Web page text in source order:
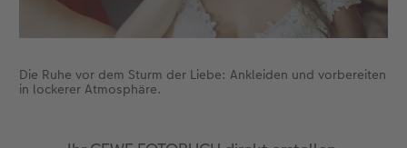
Die Ruhe vor dem Sturm der Liebe: Ankleiden und vorbereiten
in lockerer Atmosphäre.